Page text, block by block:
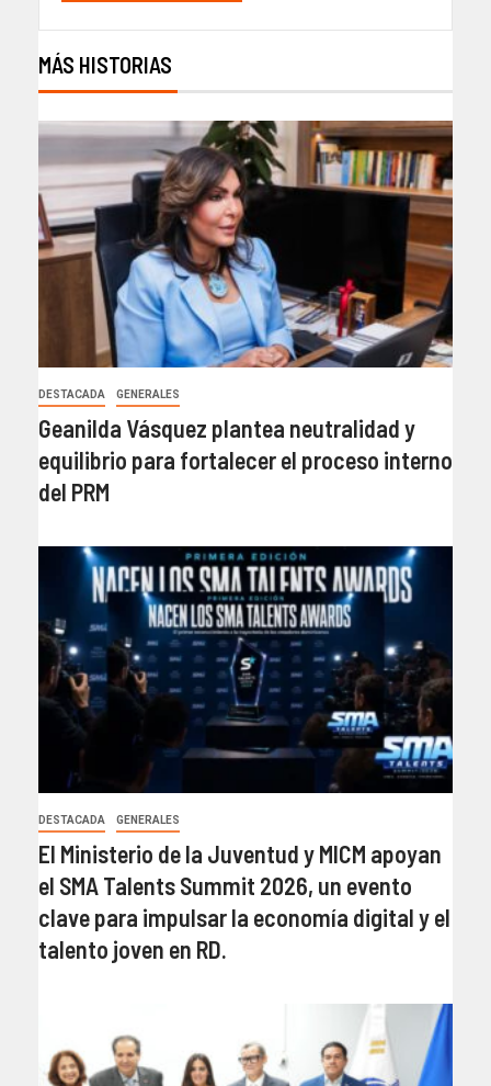
MÁS HISTORIAS
DESTACADA GENERALES
Geanilda Vásquez plantea neutralidad y
equilibrio para fortalecer el proceso interno
del PRM
DESTACADA GENERALES
El Ministerio de la Juventud y MICM apoyan
el SMA Talents Summit 2026, un evento
clave para impulsar la economía digital y el
talento joven en RD.